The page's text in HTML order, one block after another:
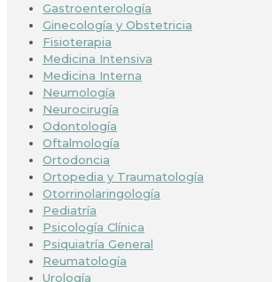
Gastroenterología
Ginecología y Obstetricia
Fisioterapia
Medicina Intensiva
Medicina Interna
Neumología
Neurocirugía
Odontología
Oftalmología
Ortodoncia
Ortopedia y Traumatología
Otorrinolaringología
Pediatría
Psicología Clínica
Psiquiatría General
Reumatología
Urología